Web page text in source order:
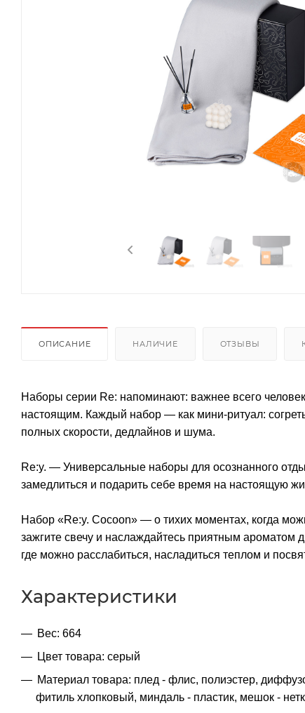
ОПИСАНИЕ НАЛИЧИЕ ОТЗЫВЫ
Наборы серии Re: напоминают: важнее всего
настоящим. Каждый набор — как мини-ритуал:
полных скорости, дедлайнов и шума.
Re:y. — Универсальные наборы для осознанного
замедлиться и подарить себе время на настоящую
Набор «Re:y. Cocoon» — о тихих моментах, когда
зажгите свечу и наслаждайтесь приятным ароматом
где можно расслабиться, насладиться теплом и
Характеристики
Вес: 664
Цвет товара: серый
Материал товара: плед - флис, полиэстер,
фитиль хлопковый, миндаль - пластик, мешок -